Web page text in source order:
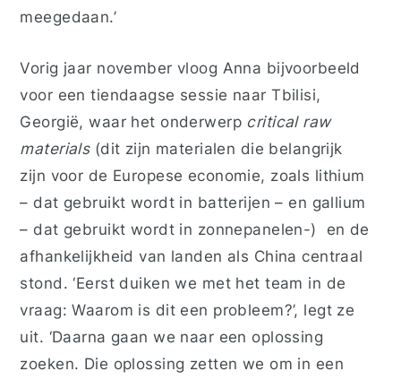
meegedaan.’
Vorig jaar november vloog Anna bijvoorbeeld
voor een tiendaagse sessie naar Tbilisi,
Georgië, waar het onderwerp critical raw
materials(dit zijn materialen die belangrijk
zijn voor de Europese economie, zoals lithium
– dat gebruikt wordt in batterijen – en gallium
– dat gebruikt wordt in zonnepanelen-) en de
afhankelijkheid van landen als China centraal
stond. ‘Eerst duiken we met het team in de
vraag: Waarom is dit een probleem?’, legt ze
uit. ‘Daarna gaan we naar een oplossing
zoeken. Die oplossing zetten we om in een